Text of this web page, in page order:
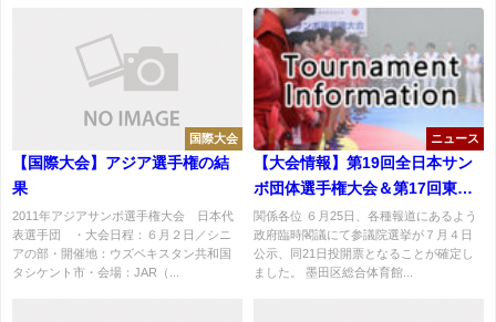
国際大会
【国際大会】アジア選手権の結
果
2011年アジアサンボ選手権大会 日本代
表選手団 ・大会日程：６月２日／シニ
アの部・開催地：ウズベキスタン共和国
タシケント市・会場：JAR（...
ニュース
【大会情報】第19回全日本サン
ボ団体選手権大会＆第17回東日
本サンボ選手権大会中止のお知
らせ
関係各位 ６月25日、各種報道にあるよう
政府臨時閣議にて参議院選挙が７月４日
公示、同21日投開票となることが確定し
ました。 墨田区総合体育館...